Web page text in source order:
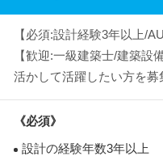
【必須:設計経験3年以上/
【歓迎:一級建築士/建築設
活かして活躍したい方を募
《必須》
設計の経験年数3年以上